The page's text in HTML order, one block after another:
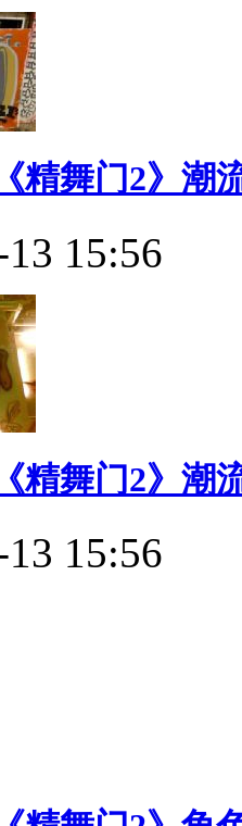
精舞门2》潮
15:56
精舞门2》潮
15:56